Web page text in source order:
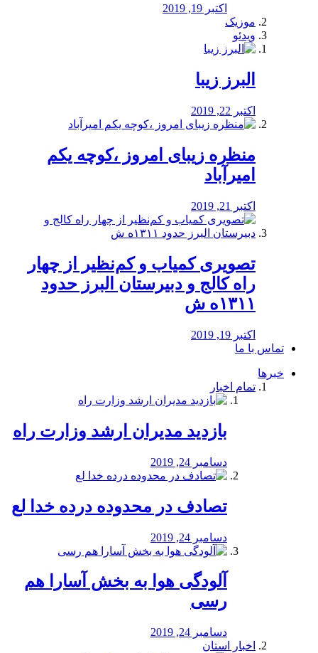
اکتبر 19, 2019
موزیک
ویدئو
البرز زیبا
اکتبر 22, 2019
منظره‌‌ زیبای امروز ،کوچه یکم
امیرآباد
اکتبر 21, 2019
️تصویری کمیاب و کم‌نظیر از چهار
راه كالج و دبيرستان البرز حدود
۱۳۱۱ه ش
اکتبر 19, 2019
تماس با ما
خبرها
تمام اخبار
بازدید مدیران ارشد وزارت راه
دسامبر 24, 2019
تصادف در محدوده درده خدا لع
دسامبر 24, 2019
آلودگی هوا به بخش آسارا هم
رسی
دسامبر 24, 2019
اخبار استان